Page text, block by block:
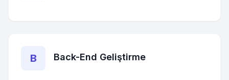
B Back-End Geliştirme